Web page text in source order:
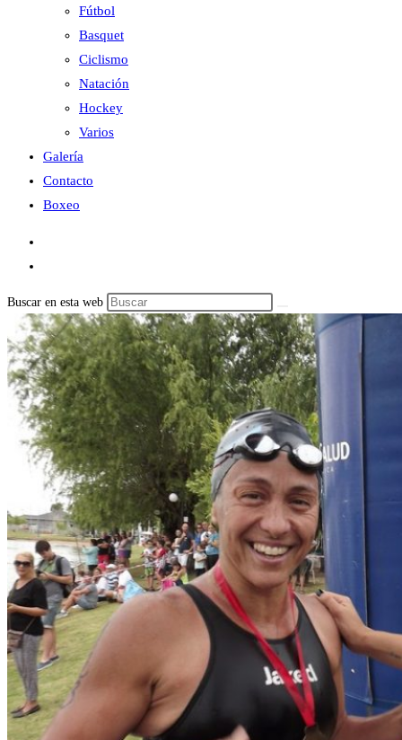
Fútbol
Basquet
Ciclismo
Natación
Hockey
Varios
Galería
Contacto
Boxeo
Buscar en esta web